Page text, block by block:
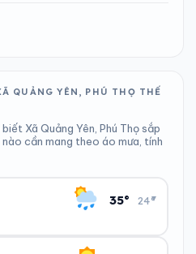
QUẢNG YÊN, PHÚ THỌ THẾ
Xã Quảng Yên, Phú Thọ sắp
cần mang theo áo mưa, tính
35° 24°
▾